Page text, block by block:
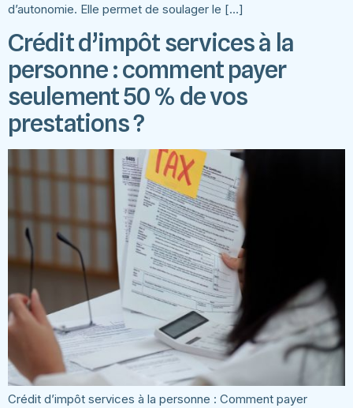
d’autonomie. Elle permet de soulager le […]
Crédit d’impôt services à la
personne : comment payer
seulement 50 % de vos
prestations ?
Crédit d’impôt services à la personne : Comment payer